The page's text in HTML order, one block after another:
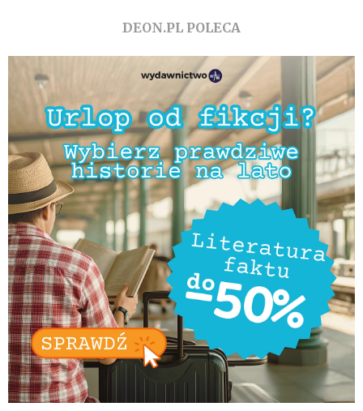
DEON.PL POLECA